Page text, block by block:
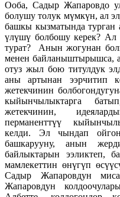
Ооба, Садыр Жапаровдо
болушу толук мүмкүн, ал
башкы кызматында турган
үлүшү болбошу керек?
турат? Анын жогунан
менен байланыштырышса,
отуз жыл бою титулдук
аны артынан ээрчитип
жетекчинин
кыйынчылыктарга
жетекчинин,
перманенттүү
келди. Эл чындап
башкарууну, анын
байлыктарын ээликтеп,
мамлекеттин өнүгүп
Садыр Жапаровдун
Жапаровдун